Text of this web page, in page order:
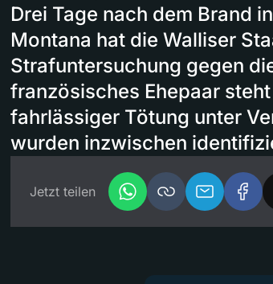
Drei Tage nach dem Brand
Montana hat die Walliser
Strafuntersuchung gegen
französisches Ehepaar
fahrlässiger Tötung unter
wurden inzwischen
Jetzt teilen